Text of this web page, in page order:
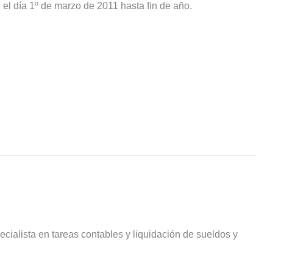
día 1º de marzo de 2011 hasta fin de año.
en tareas contables y liquidación de sueldos y